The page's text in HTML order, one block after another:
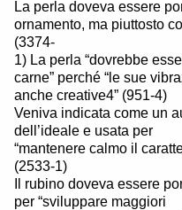
La perla doveva essere
ornamento, ma piuttosto
(3374-
1) La perla “dovrebbe
carne” perché “le sue
anche creative4” (951-4)
Veniva indicata come un
dell’ideale e usata per
“mantenere calmo il
(2533-1)
Il rubino doveva essere
per “sviluppare maggiori